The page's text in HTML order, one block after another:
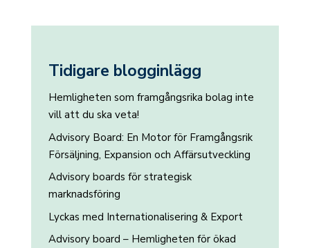
Tidigare blogginlägg
Hemligheten som framgångsrika bolag inte
vill att du ska veta!
Advisory Board: En Motor för Framgångsrik
Försäljning, Expansion och Affärsutveckling
Advisory boards för strategisk
marknadsföring
Lyckas med Internationalisering & Export
Advisory board – Hemligheten för ökad